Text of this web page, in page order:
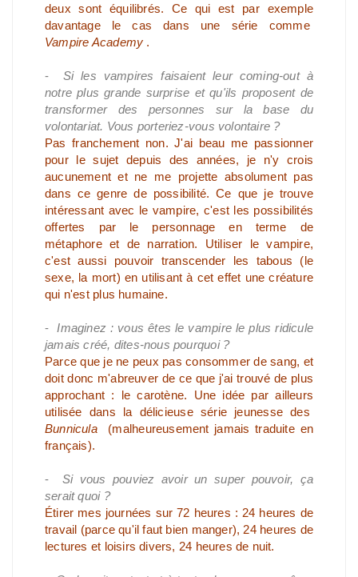
deux sont équilibrés. Ce qui est par exemple
davantage le cas dans une série comme
Vampire Academy .
- Si les vampires faisaient leur coming-out à
notre plus grande surprise et qu'ils proposent de
transformer des personnes sur la base du
volontariat. Vous porteriez-vous volontaire ?
Pas franchement non. J'ai beau me passionner
pour le sujet depuis des années, je n'y crois
aucunement et ne me projette absolument pas
dans ce genre de possibilité. Ce que je trouve
intéressant avec le vampire, c'est les possibilités
offertes par le personnage en terme de
métaphore et de narration. Utiliser le vampire,
c'est aussi pouvoir transcender les tabous (le
sexe, la mort) en utilisant à cet effet une créature
qui n'est plus humaine.
-Imaginez : vous êtes le vampire le plus ridicule
jamais créé, dites-nous pourquoi ?
Parce que je ne peux pas consommer de sang, et
doit donc m'abreuver de ce que j'ai trouvé de plus
approchant : le carotène. Une idée par ailleurs
utilisée dans la délicieuse série jeunesse des
Bunnicula
(malheureusement jamais traduite en
français).
- Si vous pouviez avoir un super pouvoir, ça
serait quoi ?
Étirer mes journées sur 72 heures : 24 heures de
travail (parce qu'il faut bien manger), 24 heures de
lectures et loisirs divers, 24 heures de nuit.